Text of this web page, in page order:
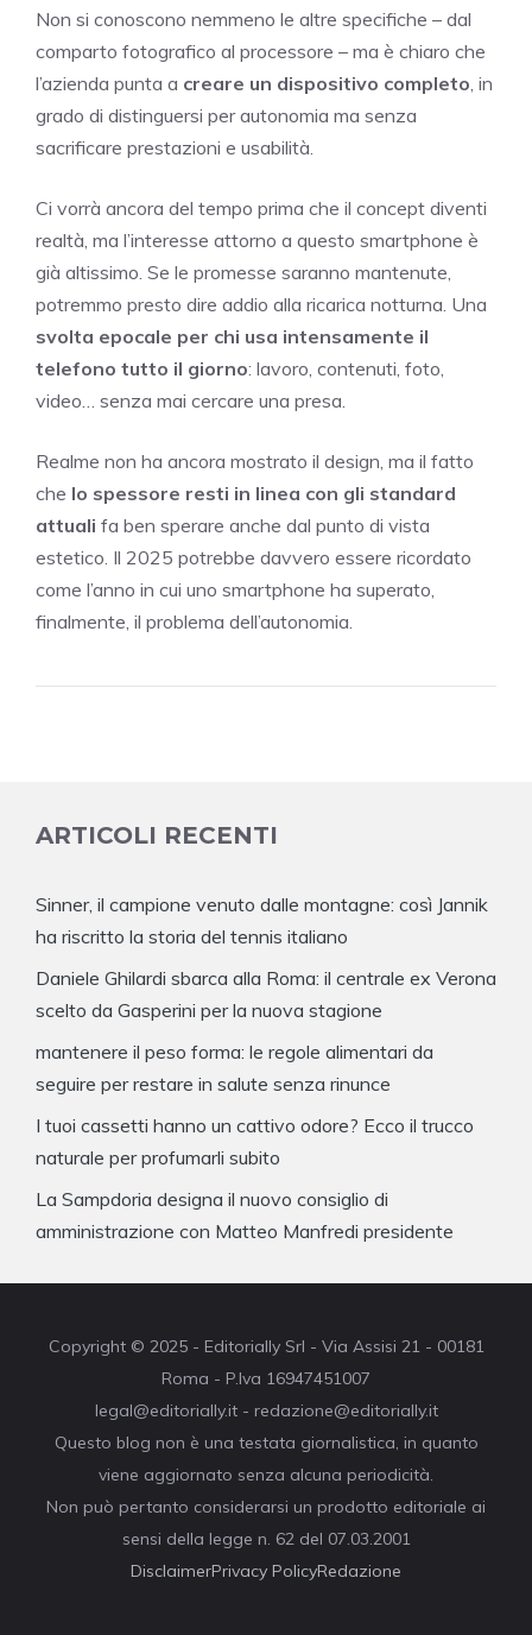
Non si conoscono nemmeno le altre specifiche – dal
comparto fotografico al processore – ma è chiaro che
l’azienda punta a creare un dispositivo completo , in
grado di distinguersi per autonomia ma senza
sacrificare prestazioni e usabilità.
Ci vorrà ancora del tempo prima che il concept diventi
realtà, ma l’interesse attorno a questo smartphone è
già altissimo. Se le promesse saranno mantenute,
potremmo presto dire addio alla ricarica notturna. Una
svolta epocale per chi usa intensamente il
telefono tutto il giorno: lavoro, contenuti, foto,
video… senza mai cercare una presa.
Realme non ha ancora mostrato il design, ma il fatto
che lo spessore resti in linea con gli standard
attuali fa ben sperare anche dal punto di vista
estetico. Il 2025 potrebbe davvero essere ricordato
come l’anno in cui uno smartphone ha superato,
finalmente, il problema dell’autonomia.
ARTICOLI RECENTI
Sinner, il campione venuto dalle montagne: così Jannik
ha riscritto la storia del tennis italiano
Daniele Ghilardi sbarca alla Roma: il centrale ex Verona
scelto da Gasperini per la nuova stagione
mantenere il peso forma: le regole alimentari da
seguire per restare in salute senza rinunce
I tuoi cassetti hanno un cattivo odore? Ecco il trucco
naturale per profumarli subito
La Sampdoria designa il nuovo consiglio di
amministrazione con Matteo Manfredi presidente
Copyright © 2025 - Editorially Srl - Via Assisi 21 - 00181
Roma - P.Iva 16947451007
legal@editorially.it - redazione@editorially.it
Questo blog non è una testata giornalistica, in quanto
viene aggiornato senza alcuna periodicità.
Non può pertanto considerarsi un prodotto editoriale ai
sensi della legge n. 62 del 07.03.2001
DisclaimerPrivacy PolicyRedazione